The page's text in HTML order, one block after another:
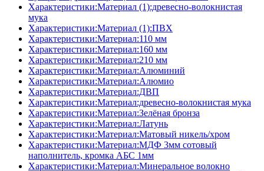
Характеристики:Материал (1):древесно-волокнистая
мука
Характеристики:Материал (1):ПВХ
Характеристики:Материал:110 мм
Характеристики:Материал:160 мм
Характеристики:Материал:210 мм
Характеристики:Материал:Алюминий
Характеристики:Материал:Алюмио
Характеристики:Материал:ДВП
Характеристики:Материал:древесно-волокнистая мука
Характеристики:Материал:Зелёная бронза
Характеристики:Материал:Латунь
Характеристики:Материал:Матовый никель/хром
Характеристики:Материал:МДФ 3мм сотовый
наполнитель, кромка AБC 1мм
Характеристики:Материал:Минеральное волокно